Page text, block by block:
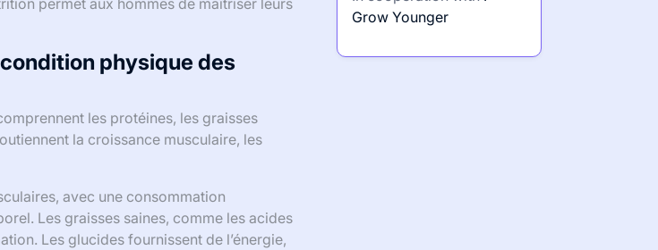
permet aux hommes de maîtriser leurs
physique des
les protéines, les graisses
la croissance musculaire, les
avec une consommation
Les graisses saines, comme les acides
Les glucides fournissent de l’énergie,
Grow Younger